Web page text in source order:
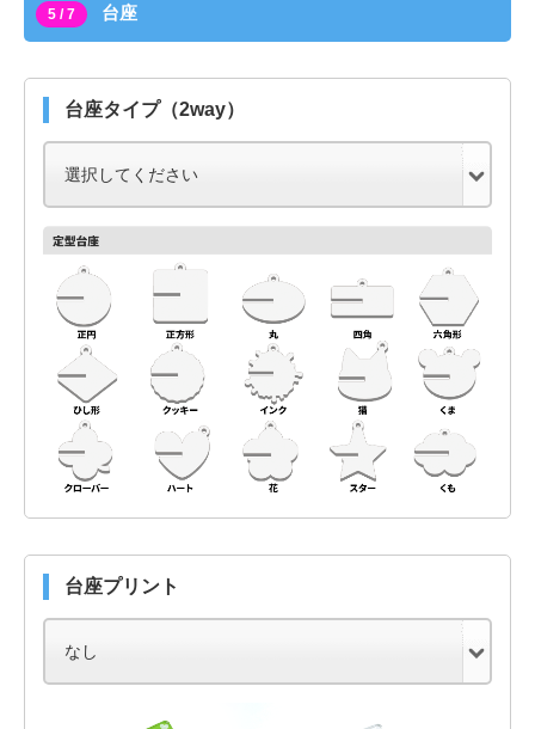
5 / 7 台座
台座タイプ（2way）
台座プリント